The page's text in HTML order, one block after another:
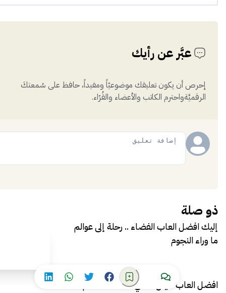
عبَّر عن رأيك
إحرص أن يكون تعليقك موضوعيّاً ومفيداً، حافظ على سُمعتكَ
الرقميَّةواحترم الكاتب والأعضاء والقُرّاء.
ذو صلة
إليك افضل العاب الفضاء .. رحلة إلى عوالم
ما وراء النجوم
افضل العاب خيال علمي .. اكتشف عالم